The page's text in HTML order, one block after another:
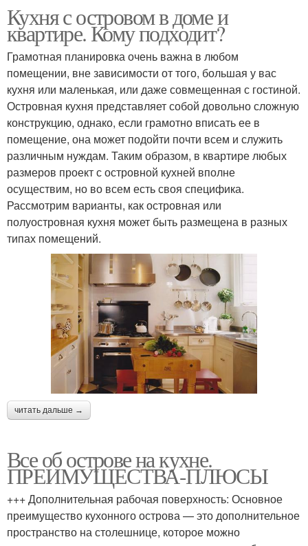
Кухня с островом в доме и
квартире. Кому подходит?
Грамотная планировка очень важна в любом
помещении, вне зависимости от того, большая у вас
кухня или маленькая, или даже совмещенная с гостиной.
Островная кухня представляет собой довольно сложную
конструкцию, однако, если грамотно вписать ее в
помещение, она может подойти почти всем и служить
различным нуждам. Таким образом, в квартире любых
размеров проект с островной кухней вполне
осуществим, но во всем есть своя специфика.
Рассмотрим варианты, как островная или
полуостровная кухня может быть размещена в разных
типах помещений.
читать дальше →
Все об острове на кухне.
ПРЕИМУЩЕСТВА-ПЛЮСЫ
+++ Дополнительная рабочая поверхность: Основное
преимущество кухонного острова — это дополнительное
пространство на столешнице, которое можно